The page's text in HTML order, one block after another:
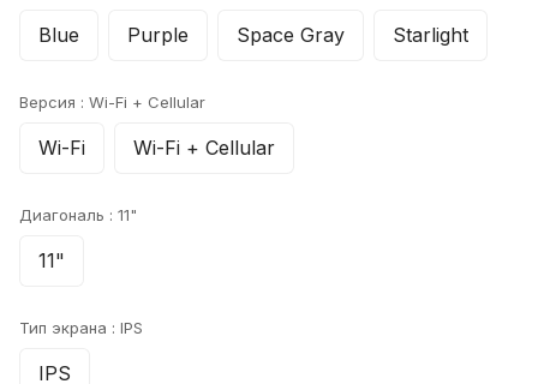
Blue Purple Space Gray Starlight
Версия : Wi-Fi + Cellular
Wi-Fi Wi-Fi + Cellular
Диагональ : 11"
11"
Тип экрана : IPS
IPS